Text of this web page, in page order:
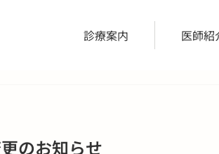
診療案内 医師紹
のお知らせ